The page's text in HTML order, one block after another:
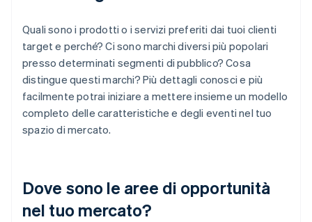
Quali sono i prodotti o i servizi preferiti dai tuoi clienti
target e perché? Ci sono marchi diversi più popolari
presso determinati segmenti di pubblico? Cosa
distingue questi marchi? Più dettagli conosci e più
facilmente potrai iniziare a mettere insieme un modello
completo delle caratteristiche e degli eventi nel tuo
spazio di mercato.
Dove sono le aree di opportunità
nel tuo mercato?